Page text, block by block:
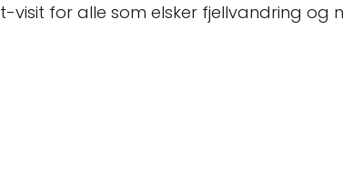
visit for alle som elsker fjellvandring og